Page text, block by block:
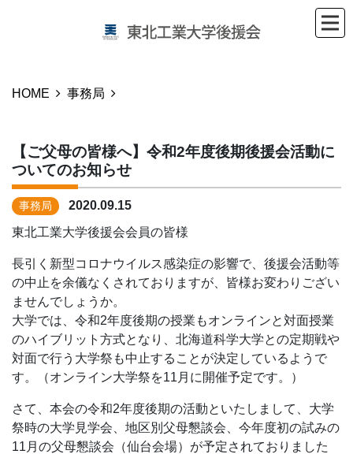
HOME 事務局
【ご父母の皆様へ】令和2年度後期後援会活動に
ついてのお知らせ
事務局
2020.09.15
東北工業大学後援会会員の皆様
長引く新型コロナウイルス感染症の影響で、後援会活動等
の中止を余儀なくされておりますが、皆様お変わりござい
ませんでしょうか。
大学では、令和2年度後期の授業もオンラインと対面授業
のハイブリット方式となり、北海道科学大学との定期戦や
対面で行う大学祭も中止することが決定しているようで
す。（オンライン大学祭を11月に開催予定です。）
さて、本会の令和2年度後期の活動といたしまして、大学
祭時の大学見学会、地区別父母懇談会、今年度初の試みの
11月の父母懇談会（仙台会場）が予定されておりました